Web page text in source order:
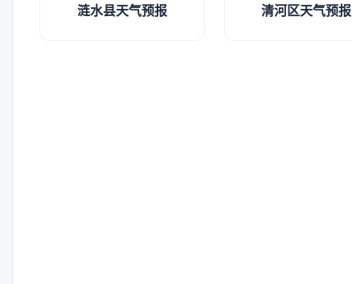
涟水县天气预报 清河区天气预报